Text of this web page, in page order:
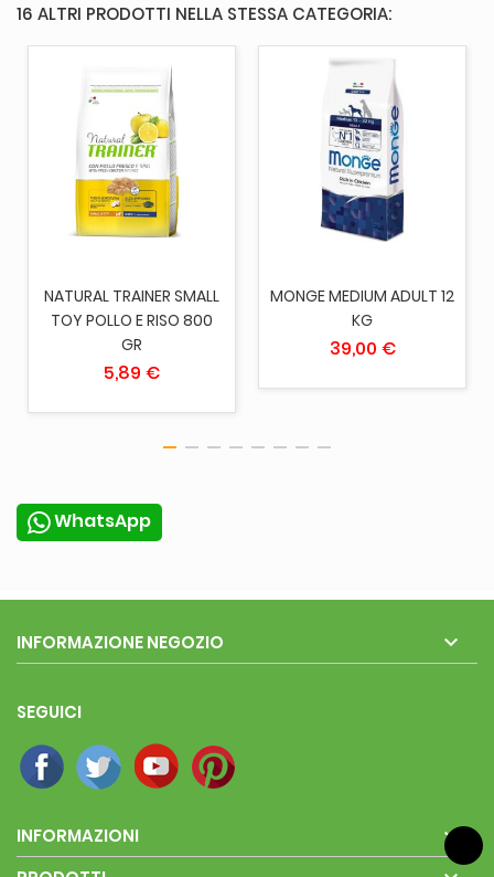
16 ALTRI PRODOTTI NELLA STESSA CATEGORIA:
NATURAL TRAINER SMALL
TOY POLLO E RISO 800
GR
5,89 €
MONGE MEDIUM ADULT 12
KG
39,00 €
WhatsApp
INFORMAZIONE NEGOZIO 
SEGUICI
INFORMAZIONI 